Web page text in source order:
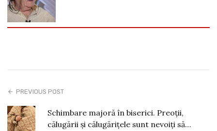
PREVIOUS POST
Schimbare majoră în biserici. Preoții,
călugării și călugărițele sunt nevoiți să…